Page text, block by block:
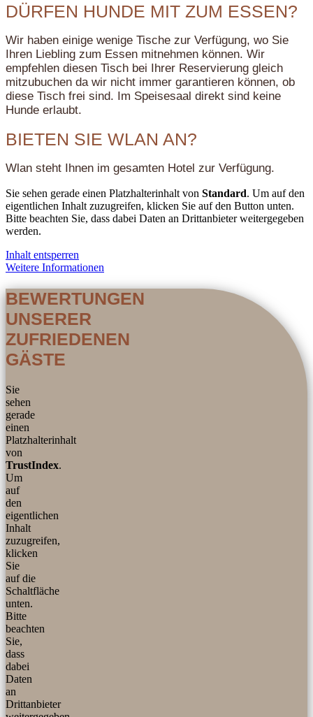
DÜRFEN HUNDE MIT ZUM ESSEN?
Wir haben einige wenige Tische zur Verfügung, wo Sie
Ihren Liebling zum Essen mitnehmen können. Wir
empfehlen diesen Tisch bei Ihrer Reservierung gleich
mitzubuchen da wir nicht immer garantieren können, ob
diese Tisch frei sind. Im Speisesaal direkt sind keine
Hunde erlaubt.
BIETEN SIE WLAN AN?
Wlan steht Ihnen im gesamten Hotel zur Verfügung.
Sie sehen gerade einen Platzhalterinhalt von Standard. Um auf den
eigentlichen Inhalt zuzugreifen, klicken Sie auf den Button unten.
Bitte beachten Sie, dass dabei Daten an Drittanbieter weitergegeben
werden.
Inhalt entsperren
Weitere Informationen
BEWERTUNGEN
UNSERER
ZUFRIEDENEN
GÄSTE
Sie
sehen
gerade
einen
Platzhalterinhalt
von
TrustIndex.
Um
auf
den
eigentlichen
Inhalt
zuzugreifen,
klicken
Sie
auf die
Schaltfläche
unten.
Bitte
beachten
Sie,
dass
dabei
Daten
an
Drittanbieter